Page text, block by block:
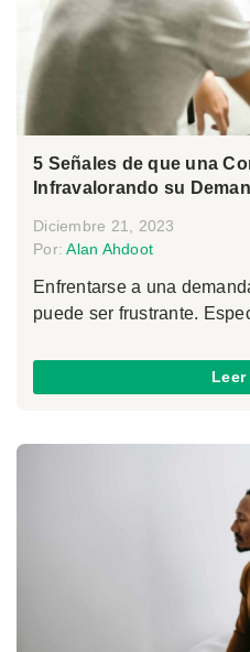
5 Señales de que una
Infravalorando su
Diciembre 21, 2023
Por:Alan Ahdoot
Enfrentarse a una
puede ser frustrante.
Leer